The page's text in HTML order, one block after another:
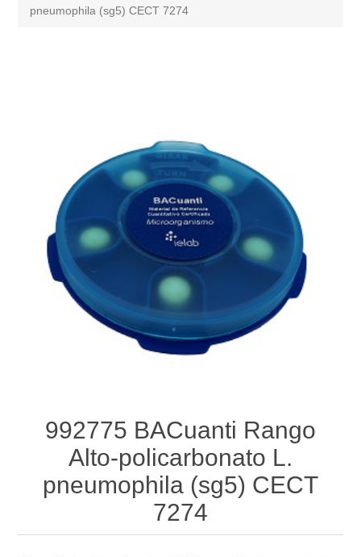
pneumophila (sg5) CECT 7274
992775 BACuanti Rango
Alto-policarbonato L.
pneumophila (sg5) CECT
7274